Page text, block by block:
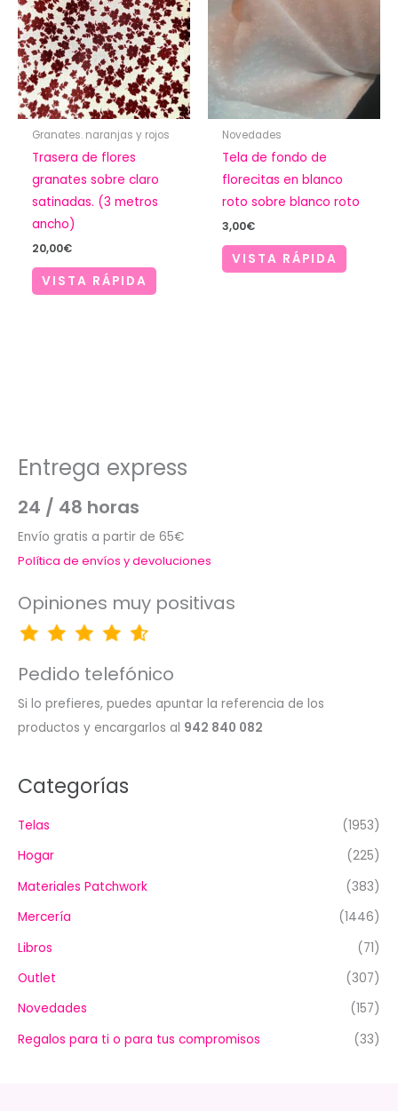
Granates. naranjas y rojos
Trasera de flores
granates sobre claro
satinadas. (3 metros
ancho)
20,00€
VISTA RÁPIDA
Novedades
Tela de fondo de
florecitas en blanco
roto sobre blanco roto
3,00€
VISTA RÁPIDA
Entrega express
24 / 48 horas
Envío gratis a partir de 65€
Política de envíos y devoluciones
Opiniones muy positivas
Pedido telefónico
Si lo prefieres, puedes apuntar la referencia de los
productos y encargarlos al 942 840 082
Categorías
Telas
(1953)
Hogar
(225)
Materiales Patchwork
(383)
Mercería
(1446)
Libros
(71)
Outlet
(307)
Novedades
(157)
Regalos para ti o para tus compromisos
(33)